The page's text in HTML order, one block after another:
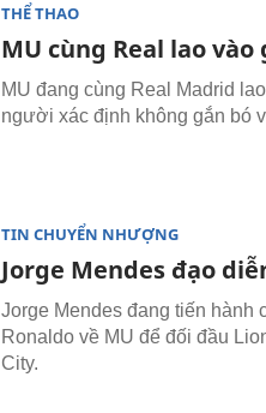
THỂ THAO
MU cùng Real lao
MU đang cùng Real Madrid
người xác định không gắn bó
TIN CHUYỂN NHƯỢNG
Jorge Mendes đạo
Jorge Mendes đang tiến
Ronaldo về MU để đối đầu
City.